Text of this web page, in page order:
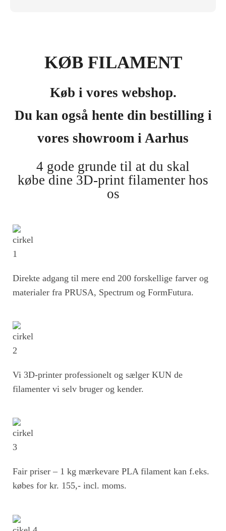
KØB FILAMENT
Køb i vores webshop.
Du kan også hente din bestilling i
vores showroom i Aarhus
4 gode grunde til at du skal
købe dine 3D-print filamenter hos
os
Direkte adgang til mere end 200 forskellige farver og
materialer fra PRUSA, Spectrum og FormFutura.
Vi 3D-printer professionelt og sælger KUN de
filamenter vi selv bruger og kender.
Fair priser – 1 kg mærkevare PLA filament kan f.eks.
købes for kr. 155,- incl. moms.